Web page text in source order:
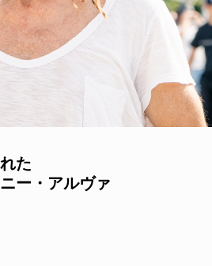
た
ー・アルヴァ